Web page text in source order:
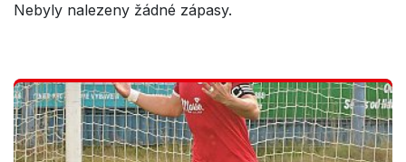
Nebyly nalezeny žádné zápasy.